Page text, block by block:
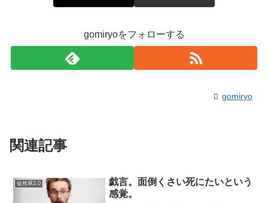
gomiryoをフォローする
gomiryo
関連記事
徒然草2.0
戯言。面倒くさい死にたいという
感覚。